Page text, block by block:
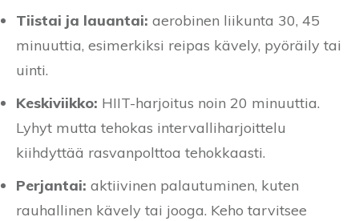
Tiistai ja lauantai: aerobinen liikunta 30, 45
minuuttia, esimerkiksi reipas kävely, pyöräily tai
uinti.
Keskiviikko: HIIT-harjoitus noin 20 minuuttia.
Lyhyt mutta tehokas intervalliharjoittelu
kiihdyttää rasvanpolttoa tehokkaasti.
Perjantai: aktiivinen palautuminen, kuten
rauhallinen kävely tai jooga. Keho tarvitsee